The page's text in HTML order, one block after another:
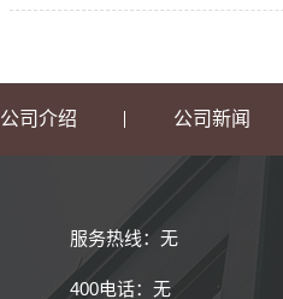
公司介绍 公司新闻
服务热线：无
400电话：无